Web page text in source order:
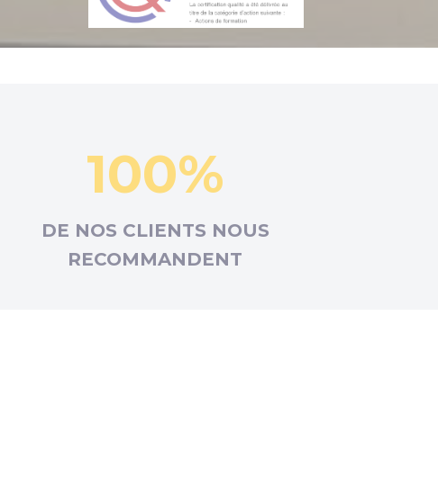
100%
DE NOS CLIENTS NOUS
RECOMMANDENT